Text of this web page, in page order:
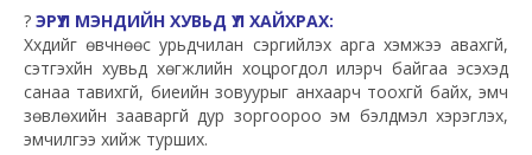
? ЭРҮҮЛ МЭНДИЙН ХУВЬД ҮЛ ХАЙХРАХ:
Хүүхдийг өвчнөөс урьдчилан сэргийлэх арга хэмжээ авахгүй,
сэтгэхүйн хувьд хөгжлийн хоцрогдол илэрч байгаа эсэхэд
санаа тавихгүй, биеийн зовуурыг анхаарч тоохгүй байх, эмч
зөвлөхийн зааваргүй дур зоргоороо эм бэлдмэл хэрэглэх,
эмчилгээ хийж турших.